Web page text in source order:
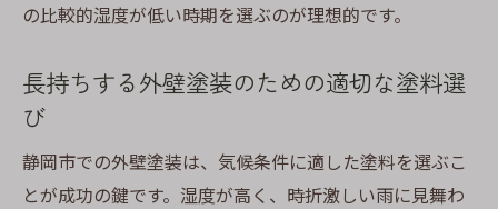
の比較的湿度が低い時期を選ぶのが理想的です。
長持ちする外壁塗装のための適切な塗料選
び
静岡市での外壁塗装は、気候条件に適した塗料を選ぶこ
とが成功の鍵です。湿度が高く、時折激しい雨に見舞わ